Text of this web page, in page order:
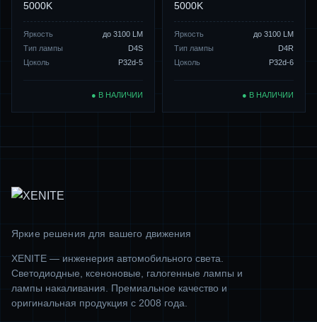
5000K
Яркость
до 3100 LM
Тип лампы
D4S
Цоколь
P32d-5
● В НАЛИЧИИ
5000K
Яркость
до 3100 LM
Тип лампы
D4R
Цоколь
P32d-6
● В НАЛИЧИИ
Яркие решения для вашего движения
XENITE — инженерия автомобильного света.
Светодиодные, ксеноновые, галогенные лампы и
лампы накаливания. Премиальное качество и
оригинальная продукция с 2008 года.